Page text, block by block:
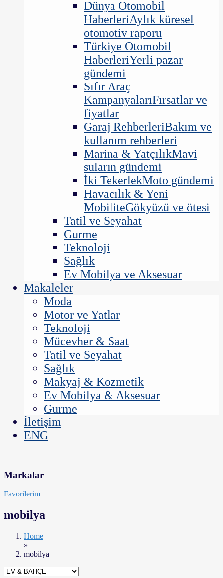
Dünya Otomobil
HaberleriAylık küresel
otomotiv raporu
Türkiye Otomobil
HaberleriYerli pazar
gündemi
Sıfır Araç
KampanyalarıFırsatlar ve
fiyatlar
Garaj RehberleriBakım ve
kullanım rehberleri
Marina & YatçılıkMavi
suların gündemi
İki TekerlekMoto gündemi
Havacılık & Yeni
MobiliteGökyüzü ve ötesi
Tatil ve Seyahat
Gurme
Teknoloji
Sağlık
Ev Mobilya ve Aksesuar
Makaleler
Moda
Motor ve Yatlar
Teknoloji
Mücevher & Saat
Tatil ve Seyahat
Sağlık
Makyaj & Kozmetik
Ev Mobilya & Aksesuar
Gurme
İletişim
ENG
Markalar
Favorilerim
mobilya
Home
»
mobilya